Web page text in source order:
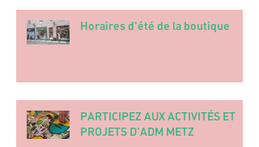
Horaires d'été de la boutique
PARTICIPEZ AUX ACTIVITÉS ET
PROJETS D'ADM METZ